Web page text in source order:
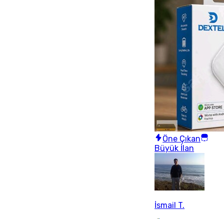
Öne Çıkan
Büyük İlan
İsmail T.